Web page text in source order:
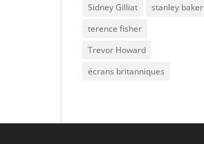
Sidney Gilliat
stanley baker
terence fisher
Trevor Howard
écrans britanniques